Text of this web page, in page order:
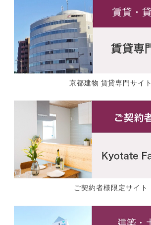
京都建物 賃貸専門サイト
ご契約者様限定サイト